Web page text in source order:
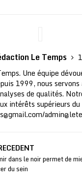
Le Temps
Une équipe
1999, nous
de qualités.
intérêts supérieurs du
/
dans le noir permet de
du sein